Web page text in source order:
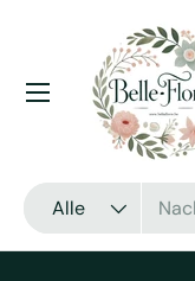
Direkt zum Inhalt
Suchen
Art
Alle
Menü